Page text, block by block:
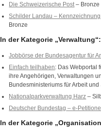
Die Schweizerische Post – Bronze
Schilder Landau –
Bronze
In der Kategorie „Verwaltung“:
Jobbörse der Bundesagentur für
Einfach teilhaben: Das Webportal
ihre Angehörigen, Verwaltungen
Bundesministeriums für Arbeit
Nationalparkverwaltung Harz –
Deutscher Bundestag – e-
In der Kategorie